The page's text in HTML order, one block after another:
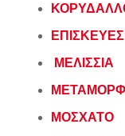
ΜΕΛΙΣΣΙΑ
ΜΟΣΧΑΤΟ